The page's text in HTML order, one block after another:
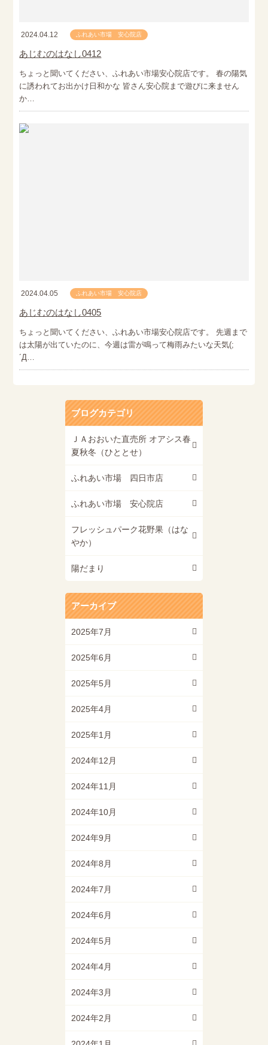
ブログカテゴリ
ＪＡおおいた直売所 オアシス春
夏秋冬（ひととせ）
ふれあい市場 四日市店
ふれあい市場 安心院店
フレッシュパーク花野果（はな
やか）
陽だまり
アーカイブ
2025年7月
2025年6月
2025年5月
2025年4月
2025年1月
2024年12月
2024年11月
2024年10月
2024年9月
2024年8月
2024年7月
2024年6月
2024年5月
2024年4月
2024年3月
2024年2月
2024.04.12 ふれあい市場 安心院店
あじむのはなし0412
ちょっと聞いてください、ふれあい市場安心院店です。 春の陽気
に誘われてお出かけ日和かな 皆さん安心院まで遊びに来ません
か…
2024.04.05 ふれあい市場 安心院店
あじむのはなし0405
ちょっと聞いてください、ふれあい市場安心院店です。 先週まで
は太陽が出ていたのに、今週は雷が鳴って梅雨みたいな天気(;
´Д…